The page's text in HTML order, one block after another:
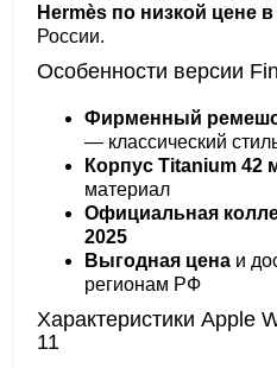
Hermès по низкой цене
России.
Особенности версии
Фирменный
— классический
Корпус Titanium 42
материал
Официальная
2025
Выгодная цена и
регионам РФ
Характеристики Apple
11